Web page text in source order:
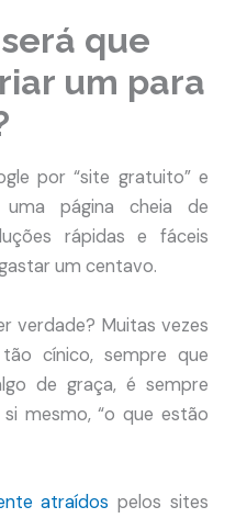
que
um para
por “site gratuito” e
página cheia de
rápidas e fáceis
um centavo.
verdade? Muitas vezes
cínico, sempre que
de graça, é sempre
mesmo, “o que estão
atraídos pelos sites